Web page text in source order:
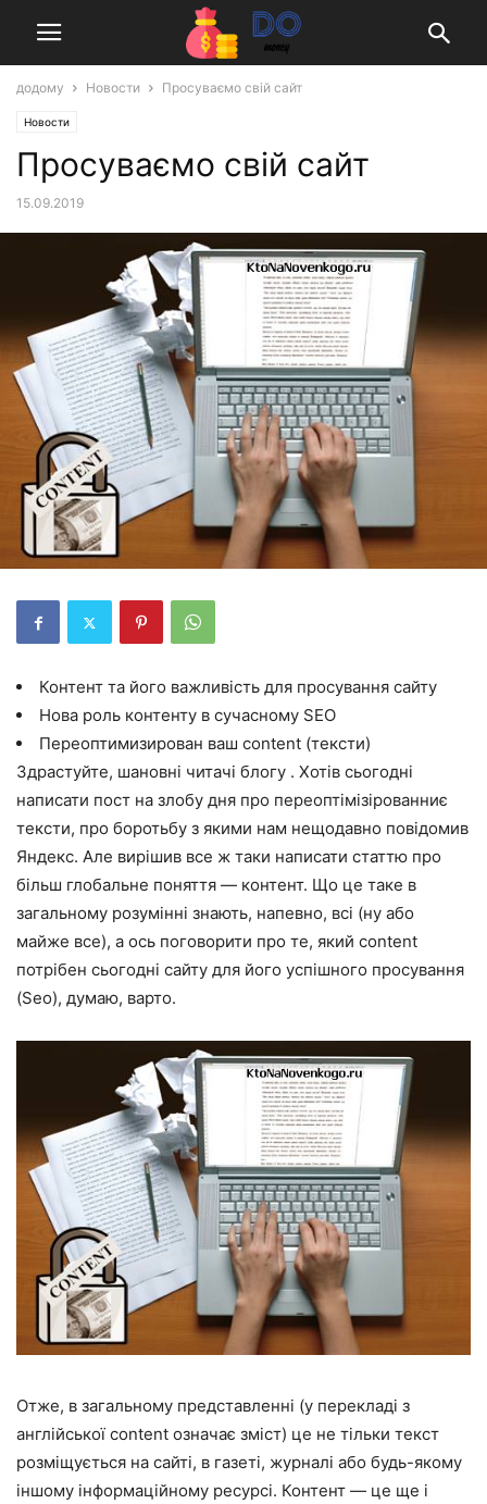
додому Новости Просуваємо свій сайт
Новости
Просуваємо свій сайт
15.09.2019
Контент та його важливість для просування сайту
Нова роль контенту в сучасному SEO
Переоптимизирован ваш content (тексти)
Здрастуйте, шановні читачі блогу . Хотів сьогодні
написати пост на злобу дня про переоптімізірованниє
тексти, про боротьбу з якими нам нещодавно повідомив
Яндекс. Але вирішив все ж таки написати статтю про
більш глобальне поняття — контент. Що це таке в
загальному розумінні знають, напевно, всі (ну або
майже все), а ось поговорити про те, який content
потрібен сьогодні сайту для його успішного просування
(Seo), думаю, варто.
Отже, в загальному представленні (у перекладі з
англійської content означає зміст) це не тільки текст
розміщується на сайті, в газеті, журналі або будь-якому
іншому інформаційному ресурсі. Контент — це ще і